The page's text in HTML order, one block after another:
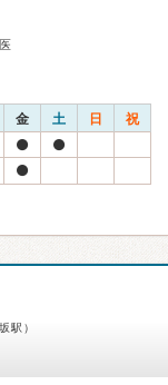
金 土 日 祝
駅）